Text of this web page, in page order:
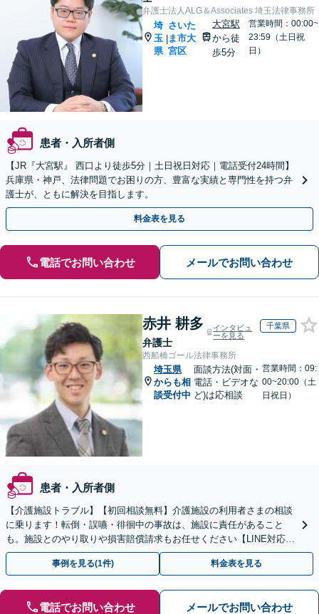
弁護士法人ALG＆Associates 埼玉法律事務所
埼
玉
県
|
さいた
ま市大
宮区
大宮駅
から徒
歩5分
営業時間：00:00~
23:59（土日祝
日）
患者・入所者側
【JR『大宮駅』 西口より徒歩5分｜土日祝日対応｜電話受付24時間】
兵庫県・神戸、法律問題でお困りの方、豊富な実績と専門性を持つ弁
護士が、ともに解決を目指します。
料金表を見る
電話でお問い合わせ メールでお問い合わせ
赤井 耕多
弁護士
インタビュ
ーを見る
千葉県
西船橋ゴール法律事務所
埼玉県
からも相
談受付中
面談方法(対面・
電話・ビデオな
ど)は応相談
営業時間：09:
00~20:00（土
日祝日）
患者・入所者側
【介護施設トラブル】【初回相談無料】介護施設の利用者さまの相談
に乗ります！転倒・誤嚥・徘徊中の事故は、施設に責任があること
も。施設とのやり取りや損害賠償請求もお任せください【LINE対応
可】【夜間・休日面談可】【関東エリア対応】
事例を見る(1件) 料金表を見る
電話でお問い合わせ メールでお問い合わせ